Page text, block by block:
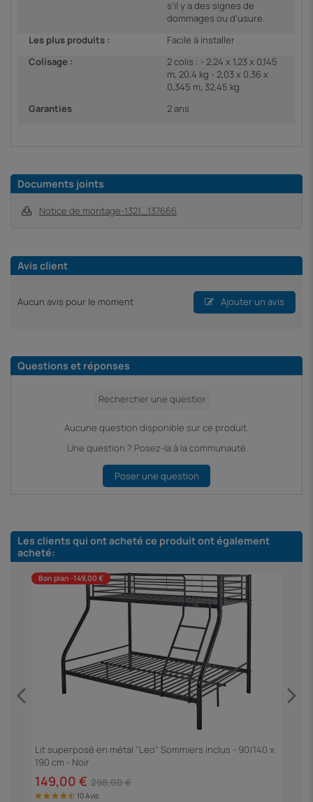
s'il y a des signes de
dommages ou d'usure.
Les plus produits :
Facile à installer
Colisage :
2 colis : - 2,24 x 1,23 x 0,145
m, 20,4 kg - 2,03 x 0,36 x
0,345 m, 32,45 kg
Garanties
2 ans
Documents joints
Notice de montage-1321_137666
Avis client
Aucun avis pour le moment Ajouter un avis
Questions et réponses
Aucune question disponible sur ce produit.
Une question ? Posez-la à la communauté
Poser une question
Les clients qui ont acheté ce produit ont également
acheté:
Bon plan -149,00 €
Lit superposé en métal "Leo" Sommiers inclus - 90/140 x
190 cm - Noir
149,00 € 298,00 €
10 Avis